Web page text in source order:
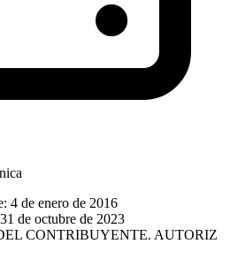
4 de enero de 2016
de octubre de 2023
CONTRIBUYENTE. AUTORIZ